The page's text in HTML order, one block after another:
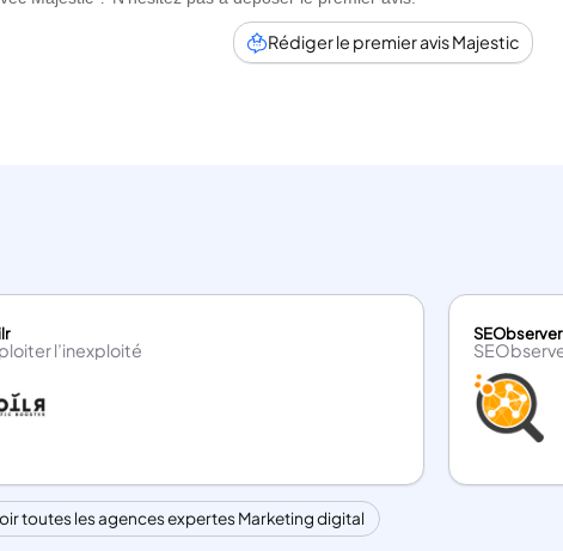
Rédiger le premier avis Majestic
l’inexploité
SEObserver
toutes les agences expertes Marketing digital